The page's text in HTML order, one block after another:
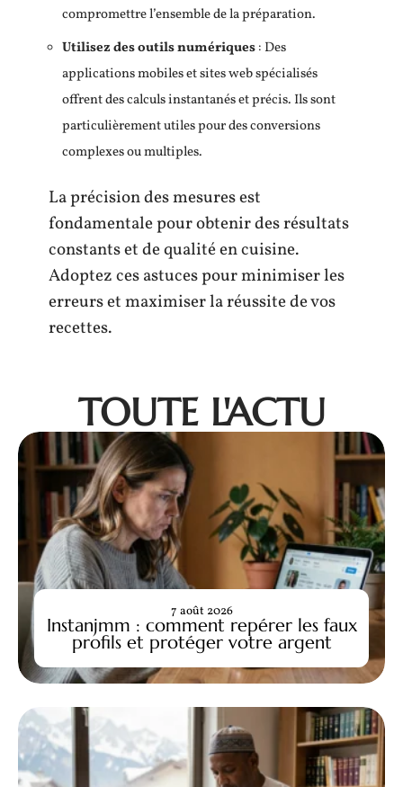
compromettre l’ensemble de la préparation.
Utilisez des outils numériques: Des
applications mobiles et sites web spécialisés
offrent des calculs instantanés et précis. Ils sont
particulièrement utiles pour des conversions
complexes ou multiples.
La précision des mesures est
fondamentale pour obtenir des résultats
constants et de qualité en cuisine.
Adoptez ces astuces pour minimiser les
erreurs et maximiser la réussite de vos
recettes.
TOUTE L'ACTU
Instanjmm : comment repérer les faux
profils et protéger votre argent
7 août 2026